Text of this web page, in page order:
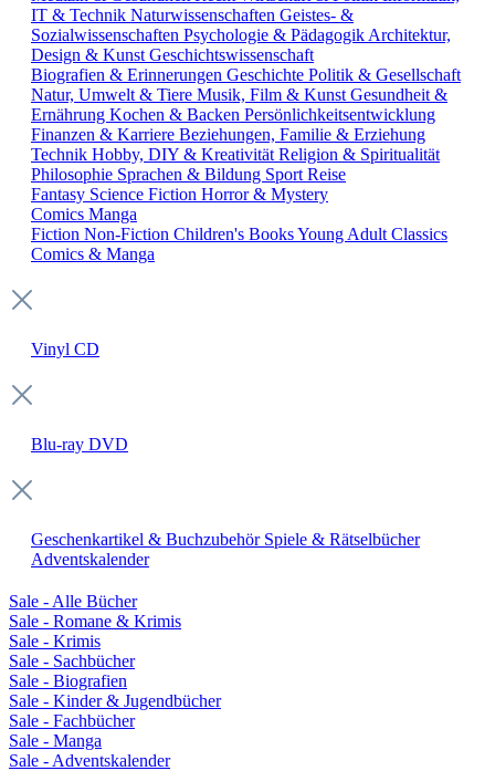
IT & Technik Naturwissenschaften Geistes- &
Sozialwissenschaften Psychologie & Pädagogik Architektur,
Design & Kunst Geschichtswissenschaft
Biografien & Erinnerungen Geschichte Politik & Gesellschaft
Natur, Umwelt & Tiere Musik, Film & Kunst Gesundheit &
Ernährung Kochen & Backen Persönlichkeitsentwicklung
Finanzen & Karriere Beziehungen, Familie & Erziehung
Technik Hobby, DIY & Kreativität Religion & Spiritualität
Philosophie Sprachen & Bildung Sport Reise
Fantasy Science Fiction Horror & Mystery
Comics Manga
Fiction Non-Fiction Children's BooksYoung Adult Classics
Comics & Manga
Vinyl CD
Blu-ray DVD
Geschenkartikel & Buchzubehör Spiele & Rätselbücher
Adventskalender
Sale - Alle Bücher
Sale - Romane & Krimis
Sale - Krimis
Sale - Sachbücher
Sale - Biografien
Sale - Kinder & Jugendbücher
Sale - Fachbücher
Sale - Manga
Sale - Adventskalender